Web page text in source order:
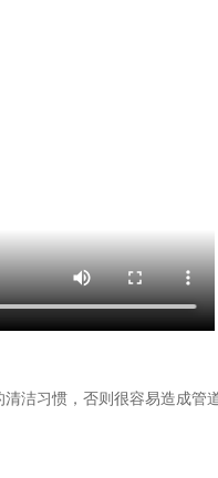
洁习惯，否则很容易造成管